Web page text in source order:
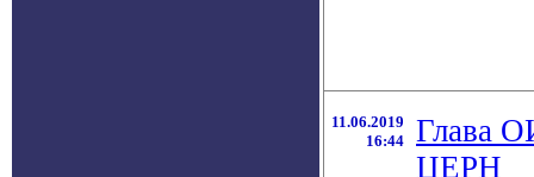
11.06.2019
16:44
Глава
ЦЕРН